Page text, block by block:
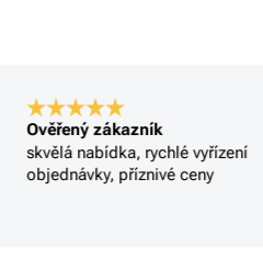
Ověřený zákazník
skvělá nabídka, rychlé vyřízení
objednávky, příznivé ceny